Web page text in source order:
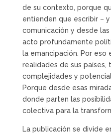
de su contexto, porque
entienden que escribir –
comunicación y desde
acto profundamente
la emancipación. Por eso
realidades de sus países,
complejidades y
Porque desde esas
donde parten las
colectiva para la
La publicación se divide